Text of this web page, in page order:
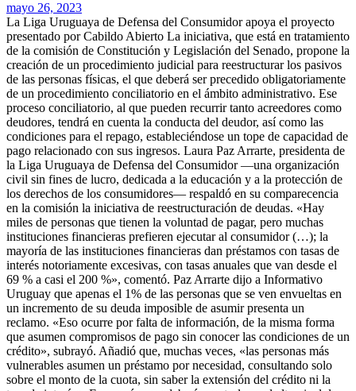
mayo 26, 2023
La Liga Uruguaya de Defensa del Consumidor apoya el proyecto
presentado por Cabildo Abierto La iniciativa, que está en tratamiento
de la comisión de Constitución y Legislación del Senado, propone la
creación de un procedimiento judicial para reestructurar los pasivos
de las personas físicas, el que deberá ser precedido obligatoriamente
de un procedimiento conciliatorio en el ámbito administrativo. Ese
proceso conciliatorio, al que pueden recurrir tanto acreedores como
deudores, tendrá en cuenta la conducta del deudor, así como las
condiciones para el repago, estableciéndose un tope de capacidad de
pago relacionado con sus ingresos. Laura Paz Arrarte, presidenta de
la Liga Uruguaya de Defensa del Consumidor —una organización
civil sin fines de lucro, dedicada a la educación y a la protección de
los derechos de los consumidores— respaldó en su comparecencia
en la comisión la iniciativa de reestructuración de deudas. «Hay
miles de personas que tienen la voluntad de pagar, pero muchas
instituciones financieras prefieren ejecutar al consumidor (…); la
mayoría de las instituciones financieras dan préstamos con tasas de
interés notoriamente excesivas, con tasas anuales que van desde el
69 % a casi el 200 %», comentó. Paz Arrarte dijo a Informativo
Uruguay que apenas el 1% de las personas que se ven envueltas en
un incremento de su deuda imposible de asumir presenta un
reclamo. «Eso ocurre por falta de información, de la misma forma
que asumen compromisos de pago sin conocer las condiciones de un
crédito», subrayó. Añadió que, muchas veces, «las personas más
vulnerables asumen un préstamo por necesidad, consultando solo
sobre el monto de la cuota, sin saber la extensión del crédito ni la